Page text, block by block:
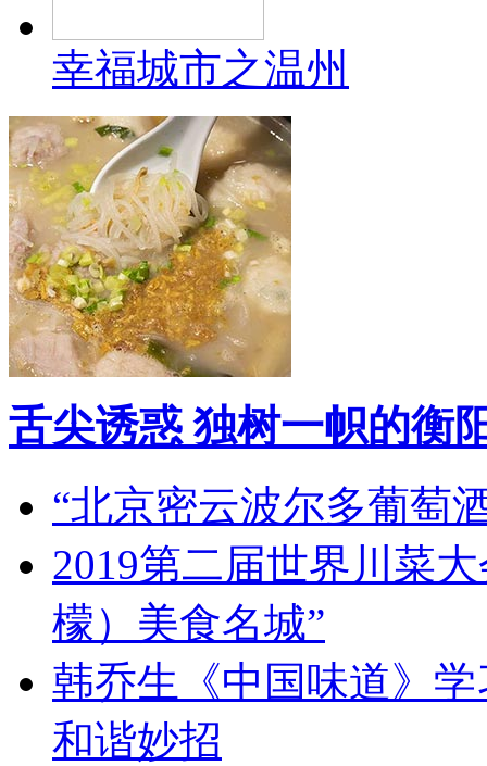
幸福城市之温州
舌尖诱惑 独树一帜的衡
“北京密云波尔多葡萄
2019第二届世界川菜
檬）美食名城”
韩乔生《中国味道》
和谐妙招